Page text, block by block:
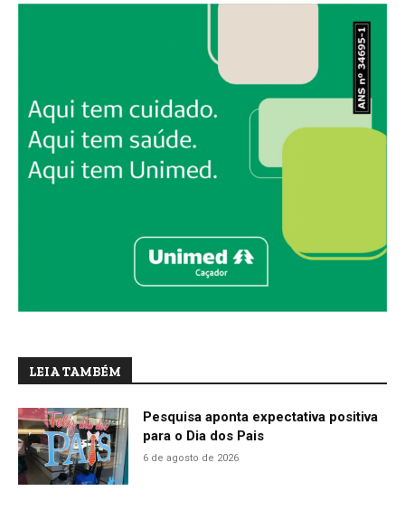
LEIA TAMBÉM
Pesquisa aponta expectativa positiva
para o Dia dos Pais
6 de agosto de 2026